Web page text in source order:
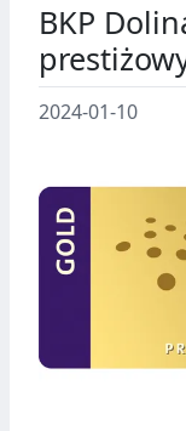
BKP
2024-01-10